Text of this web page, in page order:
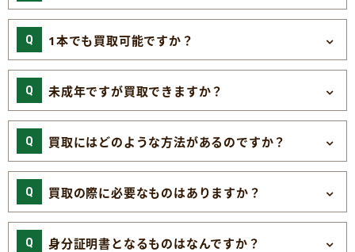
1本でも買取可能ですか？
未成年ですが買取できますか？
買取にはどのような方法があるのですか？
買取の際に必要なものはありますか？
身分証明書となるものはなんですか？